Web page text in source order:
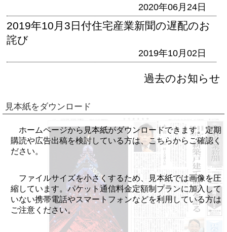
2020年06月24日
2019年10月3日付住宅産業新聞の遅配のお
詫び
2019年10月02日
過去のお知らせ
見本紙をダウンロード
ホームページから見本紙がダウンロードできます。定期
購読や広告出稿を検討している方は、こちらからご確認く
ださい。
ファイルサイズを小さくするため、見本紙では画像を圧
縮しています。パケット通信料金定額制プランに加入して
いない携帯電話やスマートフォンなどを利用している方は
ご注意ください。